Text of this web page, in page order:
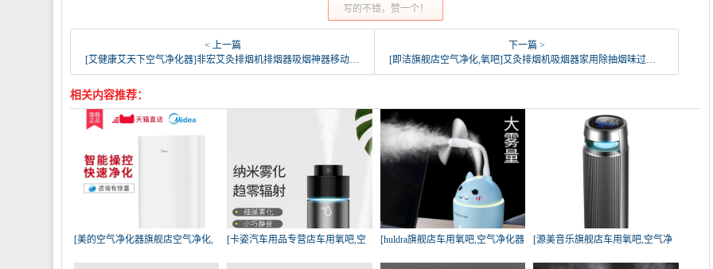
写的不错，赞一个！
< 上一篇
[艾健康艾天下空气净化器]非宏艾灸排烟机排烟器吸烟神器移动吸烟月销量16件仅售239元
下一篇 >
[即洁旗舰店空气净化,氧吧]艾灸排烟机吸烟器家用除抽烟味过滤设备月销量17件仅售419元
相关内容推荐：
[美的空气净化器旗舰店空气净化,
氧
[卡姿汽车用品专营店车用氧吧,空
气
[huldra旗舰店车用氧吧,空气净化器
[源美音乐旗舰店车用氧吧,空气净
化